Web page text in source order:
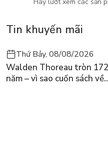
Tin khuyến mãi
Thứ Bảy, 08/08/2026
Walden Thoreau tròn 172
năm – vì sao cuốn sách về